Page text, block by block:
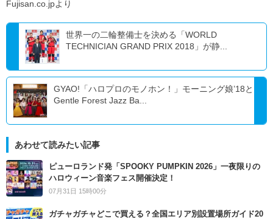
Fujisan.co.jpより
世界一の二輪整備士を決める「WORLD
TECHNICIAN GRAND PRIX 2018」が静...
GYAO!「ハロプロのモノホン！」モーニング娘’18と
Gentle Forest Jazz Ba...
あわせて読みたい記事
ピューロランド発「SPOOKY PUMPKIN 2026」一夜限りの
ハロウィーン音楽フェス開催決定！
07月31日 15時00分
ガチャガチャどこで買える？全国エリア別設置場所ガイド20